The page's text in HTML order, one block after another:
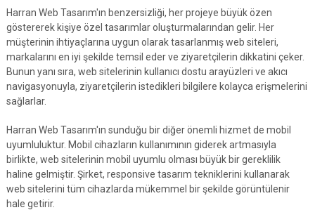
Harran Web Tasarım'ın benzersizliği, her projeye büyük özen
göstererek kişiye özel tasarımlar oluşturmalarından gelir. Her
müşterinin ihtiyaçlarına uygun olarak tasarlanmış web siteleri,
markalarını en iyi şekilde temsil eder ve ziyaretçilerin dikkatini çeker.
Bunun yanı sıra, web sitelerinin kullanıcı dostu arayüzleri ve akıcı
navigasyonuyla, ziyaretçilerin istedikleri bilgilere kolayca erişmelerini
sağlarlar.
Harran Web Tasarım'ın sunduğu bir diğer önemli hizmet de mobil
uyumluluktur. Mobil cihazların kullanımının giderek artmasıyla
birlikte, web sitelerinin mobil uyumlu olması büyük bir gereklilik
haline gelmiştir. Şirket, responsive tasarım tekniklerini kullanarak
web sitelerini tüm cihazlarda mükemmel bir şekilde görüntülenir
hale getirir.